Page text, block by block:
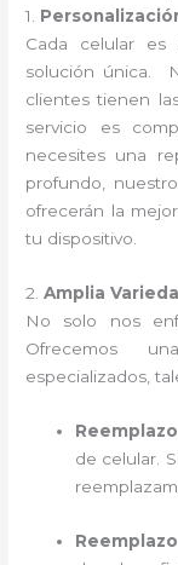
1.
Cada celular es
solución única.
clientes tienen
servicio es
necesites una
profundo,
ofrecerán la
tu dispositivo.
2.Amplia
No solo nos
Ofrecemos
especializados,
de celular.